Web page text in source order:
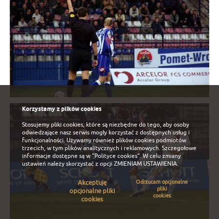
Korzystamy z plików cookies
Stosujemy pliki cookies, które są niezbędne do tego, aby osoby
odwiedzające nasz serwis mogły korzystać z dostępnych usług i
funkcjonalności. Używamy również plików cookies podmiotów
trzecich, w tym plików analitycznych i reklamowych. Szczegołowe
informacje dostępne są w"Polityce cookies". W celu zmiany
ustawień należy skorzystać z opcji ZMIENIAM USTAWIENIA.
Akceptuję
opcjonalne pliki
cookies
Odrzucam opcjonalne
pliki
cookies